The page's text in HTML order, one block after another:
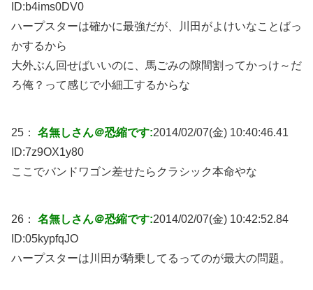
ID:b4ims0DV0
ハープスターは確かに最強だが、川田がよけいなことばっ
かするから
大外ぶん回せばいいのに、馬ごみの隙間割ってかっけ～だ
ろ俺？って感じで小細工するからな
25： 名無しさん＠恐縮です:2014/02/07(金) 10:40:46.41
ID:7z9OX1y80
ここでバンドワゴン差せたらクラシック本命やな
26： 名無しさん＠恐縮です:2014/02/07(金) 10:42:52.84
ID:05kypfqJO
ハープスターは川田が騎乗してるってのが最大の問題。